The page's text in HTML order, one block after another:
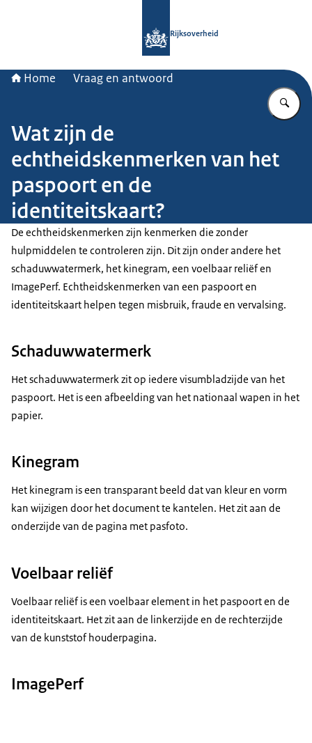
Rijksoverheid
Home Vraag en antwoord
Wat zijn de
echtheidskenmerken van het
paspoort en de
identiteitskaart?
De echtheidskenmerken zijn kenmerken die zonder
hulpmiddelen te controleren zijn. Dit zijn onder andere het
schaduwwatermerk, het kinegram, een voelbaar reliëf en
ImagePerf. Echtheidskenmerken van een paspoort en
identiteitskaart helpen tegen misbruik, fraude en vervalsing.
Schaduwwatermerk
Het schaduwwatermerk zit op iedere visumbladzijde van het
paspoort. Het is een afbeelding van het nationaal wapen in het
papier.
Kinegram
Het kinegram is een transparant beeld dat van kleur en vorm
kan wijzigen door het document te kantelen. Het zit aan de
onderzijde van de pagina met pasfoto.
Voelbaar reliëf
Voelbaar reliëf is een voelbaar element in het paspoort en de
identiteitskaart. Het zit aan de linkerzijde en de rechterzijde
van de kunststof houderpagina.
ImagePerf